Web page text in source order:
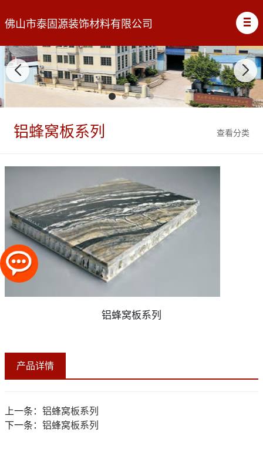
佛山市泰固源装饰材料有限公司
查看分类
铝蜂窝板系列
铝蜂窝板系列
产品详情
上一条： 铝蜂窝板系列
下一条： 铝蜂窝板系列